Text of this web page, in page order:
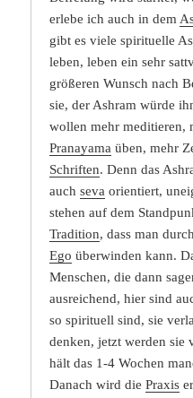
erlebe ich auch in dem
gibt es viele spirituelle
leben, leben ein sehr
größeren Wunsch nach
sie, der Ashram würde
wollen mehr meditieren,
Pranayama üben, mehr
Schriften. Denn das
auchseva orientiert,
stehen auf dem
Tradition, dass man
Ego überwinden kann.
Menschen, die dann
ausreichend, hier sind
so spirituell sind, sie
denken, jetzt werden sie
hält das 1-4 Wochen
Danach wird diePraxis